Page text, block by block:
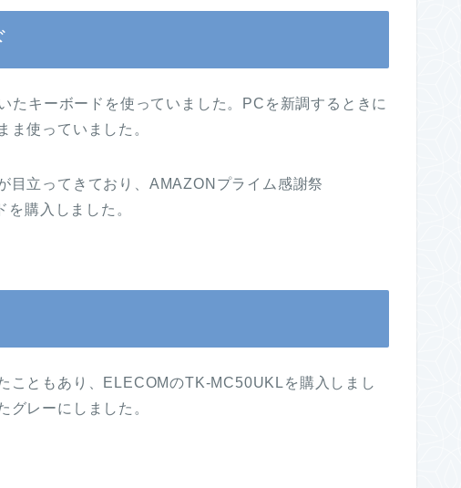
たキーボードを使っていました。PCを新調するときに
ま使っていました。
目立ってきており、AMAZONプライム感謝祭
購入しました。
こともあり、ELECOMのTK-MC50UKLを購入しまし
グレーにしました。